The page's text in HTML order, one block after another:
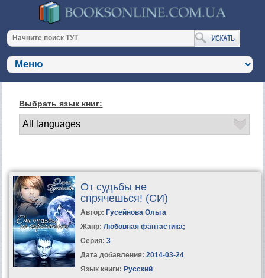
Выбрать язык книг:
От судьбы не
спрячешься! (СИ)
Автор: Гусейнова Ольга
Жанр: Любовная фантастика;
Серия: 3
Дата добавления: 2014-03-24
Язык книги: Русский